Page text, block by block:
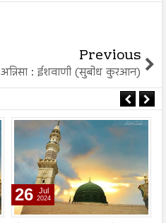
Previous
अन्निसा : ईशवाणी (सुबोध कुरआन)
26 Jul
2024